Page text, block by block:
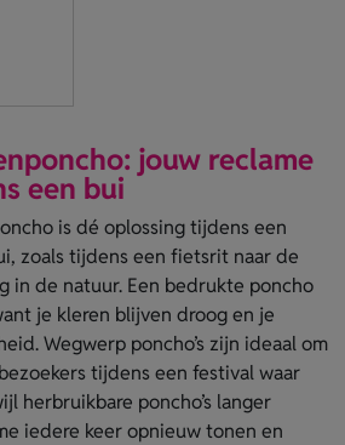
jouw reclame
een bui
is dé oplossing tijdens een
zoals tijdens een fietsrit naar de
in de natuur. Een bedrukte poncho
je kleren blijven droog en je
Wegwerp poncho’s zijn ideaal om
tijdens een festival waar
herbruikbare poncho’s langer
iedere keer opnieuw tonen en